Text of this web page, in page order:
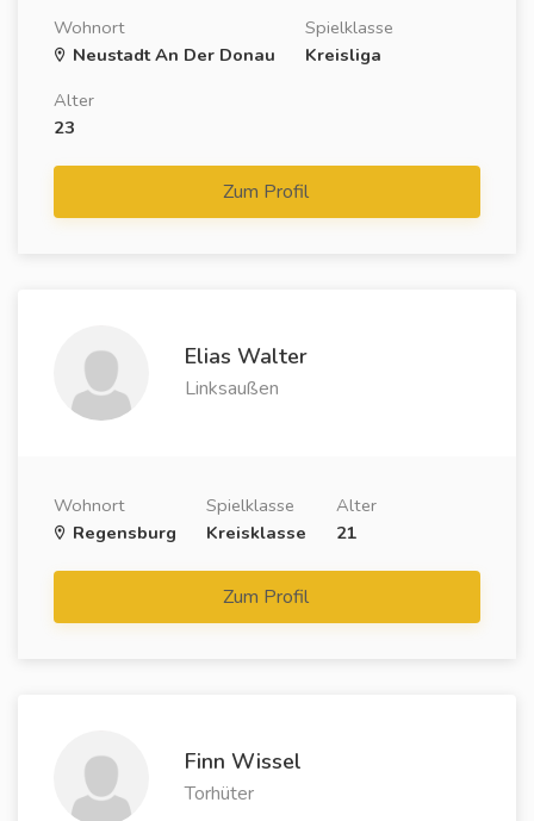
Wohnort
Neustadt An Der Donau
Spielklasse
Kreisliga
Alter
23
Zum Profil
Elias Walter
Linksaußen
Wohnort
Regensburg
Spielklasse
Kreisklasse
Alter
21
Zum Profil
Finn Wissel
Torhüter